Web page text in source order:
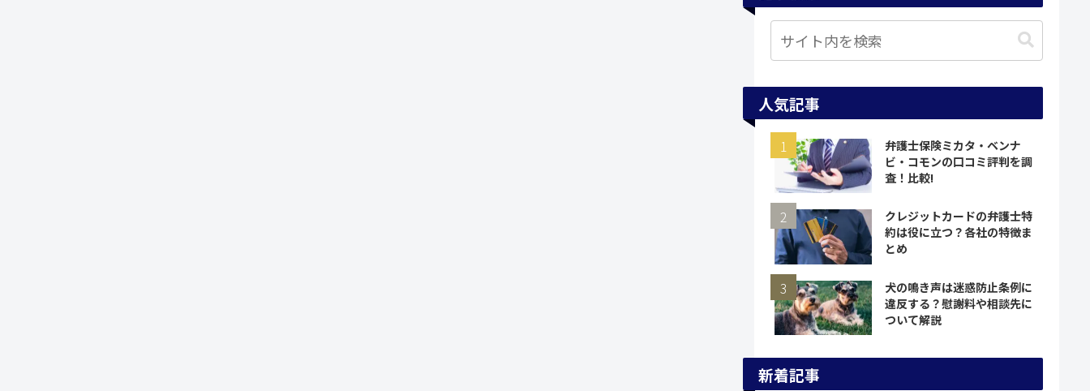
人気記事
弁護士保険ミカタ・ベンナ
ビ・コモンの口コミ評判を調
査！比較!
クレジットカードの弁護士特
約は役に立つ？各社の特徴ま
とめ
犬の鳴き声は迷惑防止条例に
違反する？慰謝料や相談先に
ついて解説
新着記事